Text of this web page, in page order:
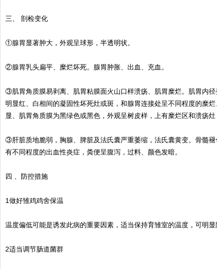
三、 剖检变化
①腺胃显著肿大，外观呈球形，半透明状。
②腺胃乳头扁平、糜烂坏死。腺胃肿胀、出血、充血。
③肌胃角质膜易剥离、肌胃粘膜面火山口样溃疡、肌胃糜烂。肌胃内
明显红、白相间的凝固性坏死灶或斑，和腺胃连接处呈不同程度的糜
显、肌胃角质膜为黑绿色或黑色，外观呈树皮样，上有糜烂区和溃疡
③肝脏质地脆弱，胸腺、脾脏及法氏囊严重萎缩，法氏囊黄变。骨髓
有不同程度的出血性炎症，粪便呈腹泻，过料、颜色发暗。
四 、防控措施
1做好雏鸡鸡舍保温
温度偏低可能是诱发此病的重要因素，适当保持育雏室的温度，可明
2适当调节肠道菌群